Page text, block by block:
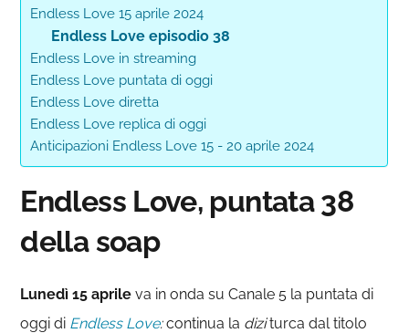
Endless Love 15 aprile 2024
Endless Love episodio 38
Endless Love in streaming
Endless Love puntata di oggi
Endless Love diretta
Endless Love replica di oggi
Anticipazioni Endless Love 15 - 20 aprile 2024
Endless Love, puntata 38
della soap
Lunedì 15 aprile va in onda su Canale 5 la puntata di
oggi di Endless Love:continua la diziturca dal titolo